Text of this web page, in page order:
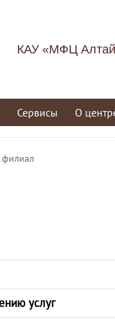
КАУ «МФЦ
Сервисы О
филиал
услуг